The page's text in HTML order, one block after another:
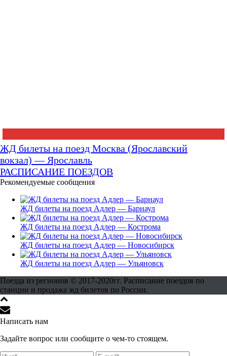
ЖД билеты на поезд Москва (Ярославский
вокзал) — Ярославль
РАСПИСАНИЕ ПОЕЗДОВ
Рекомендуемые сообщения
ЖД билеты на поезд Адлер — Барнаул
ЖД билеты на поезд Адлер — Кострома
ЖД билеты на поезд Адлер — Новосибирск
ЖД билеты на поезд Адлер — Ульяновск
Поезда из регионов © 2017-2020гг. Расписание поездов по
станции и продажа жд билетов по России.
Написать нам
Задайте вопрос или сообщите о чем-то стоящем.